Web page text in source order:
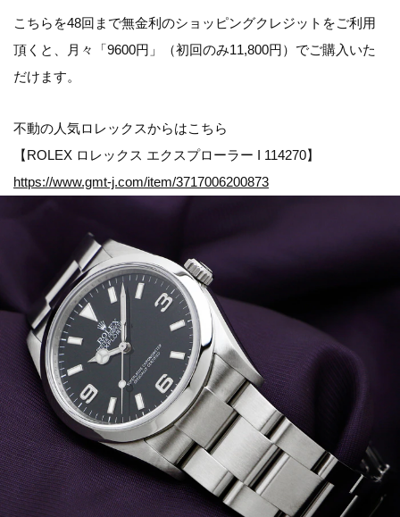
こちらを48回まで無金利のショッピングクレジットをご利用
頂くと、月々「9600円 」（初回のみ11,800円）でご購入いた
だけます。
不動の人気ロレックスからはこちら
【ROLEX ロレックス エクスプローラー I 114270】
https://www.gmt-j.com/item/3717006200873